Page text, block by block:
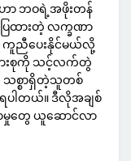
ဟာ ဘဝရဲ့အဖိုးတန်
ြထားတဲ့ လက္ခဏာ
ကူညီပေးနိုင်မယ်လို့
းစုကို သင့်လက်တွဲ
စ္စာရှိတဲ့သူတစ်
ါတယ်။ ဒီလိုအချစ်
ာမှုတွေ ယူဆောင်လာ